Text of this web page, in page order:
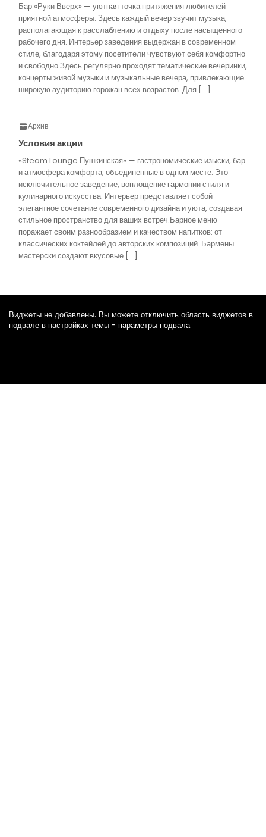
Бар «Руки Вверх» — уютная точка притяжения любителей
приятной атмосферы. Здесь каждый вечер звучит музыка,
располагающая к расслаблению и отдыху после насыщенного
рабочего дня. Интерьер заведения выдержан в современном
стиле, благодаря этому посетители чувствуют себя комфортно
и свободно.Здесь регулярно проходят тематические вечеринки,
концерты живой музыки и музыкальные вечера, привлекающие
широкую аудиторию горожан всех возрастов. Для […]
Архив
Условия акции
«Steam Lounge Пушкинская» — гастрономические изыски, бар
и атмосфера комфорта, объединенные в одном месте. Это
исключительное заведение, воплощение гармонии стиля и
кулинарного искусства. Интерьер представляет собой
элегантное сочетание современного дизайна и уюта, создавая
стильное пространство для ваших встреч.Барное меню
поражает своим разнообразием и качеством напитков: от
классических коктейлей до авторских композиций. Бармены
мастерски создают вкусовые […]
Виджеты не добавлены. Вы можете отключить область виджетов в
подвале в настройках темы - параметры подвала